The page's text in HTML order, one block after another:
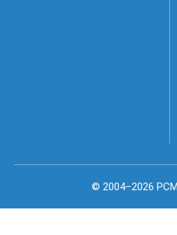
© 2004–2026